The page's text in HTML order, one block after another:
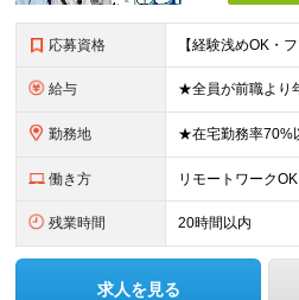
応募資格
給与
勤務地
働き方 リモートワークOK
残業時間 20時間以内
求人を見る